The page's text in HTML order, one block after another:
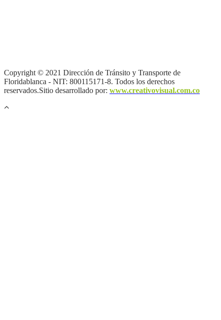
Copyright © 2021 Dirección de Tránsito y Transporte de
Floridablanca - NIT: 800115171-8. Todos los derechos
reservados.Sitio desarrollado por: www.creativovisual.com.co